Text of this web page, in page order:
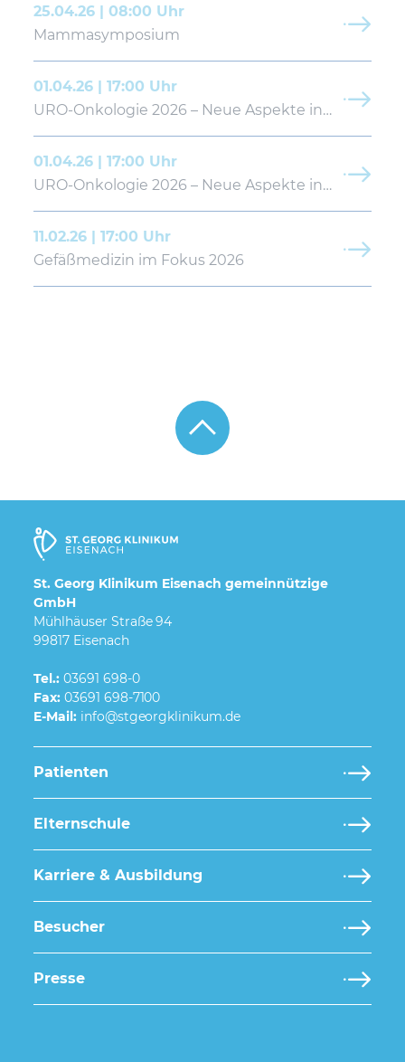
25.04.26 | 08:00 Uhr
Mammasymposium
01.04.26 | 17:00 Uhr
URO-Onkologie 2026 – Neue Aspekte in der Tumortherapie
01.04.26 | 17:00 Uhr
URO-Onkologie 2026 – Neue Aspekte in der Tumortherapie
11.02.26 | 17:00 Uhr
Gefäßmedizin im Fokus 2026
St. Georg Klinikum Eisenach gemeinnützige
GmbH
Mühlhäuser Straße 94
99817 Eisenach
Tel.: 03691 698-0
Fax: 03691 698-7100
E-Mail:
Patienten
Elternschule
Karriere & Ausbildung
Besucher
Presse